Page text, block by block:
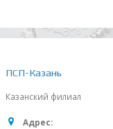
ПСП-Казань
Казанский филиал
Адрес: